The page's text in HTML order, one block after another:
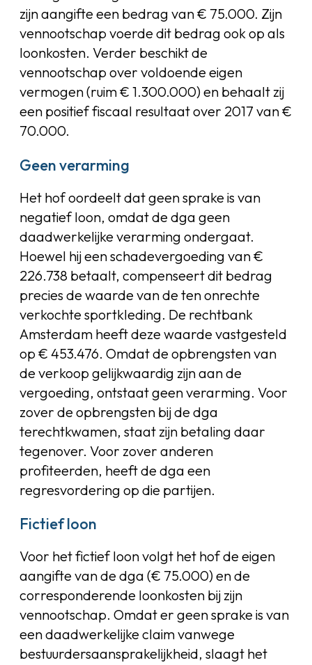
zijn aangifte een bedrag van € 75.000. Zijn
vennootschap voerde dit bedrag ook op als
loonkosten. Verder beschikt de
vennootschap over voldoende eigen
vermogen (ruim € 1.300.000) en behaalt zij
een positief fiscaal resultaat over 2017 van €
70.000.
Geen verarming
Het hof oordeelt dat geen sprake is van
negatief loon, omdat de dga geen
daadwerkelijke verarming ondergaat.
Hoewel hij een schadevergoeding van €
226.738 betaalt, compenseert dit bedrag
precies de waarde van de ten onrechte
verkochte sportkleding. De rechtbank
Amsterdam heeft deze waarde vastgesteld
op € 453.476. Omdat de opbrengsten van
de verkoop gelijkwaardig zijn aan de
vergoeding, ontstaat geen verarming. Voor
zover de opbrengsten bij de dga
terechtkwamen, staat zijn betaling daar
tegenover. Voor zover anderen
profiteerden, heeft de dga een
regresvordering op die partijen.
Fictief loon
Voor het fictief loon volgt het hof de eigen
aangifte van de dga (€ 75.000) en de
corresponderende loonkosten bij zijn
vennootschap. Omdat er geen sprake is van
een daadwerkelijke claim vanwege
bestuurdersaansprakelijkheid, slaagt het